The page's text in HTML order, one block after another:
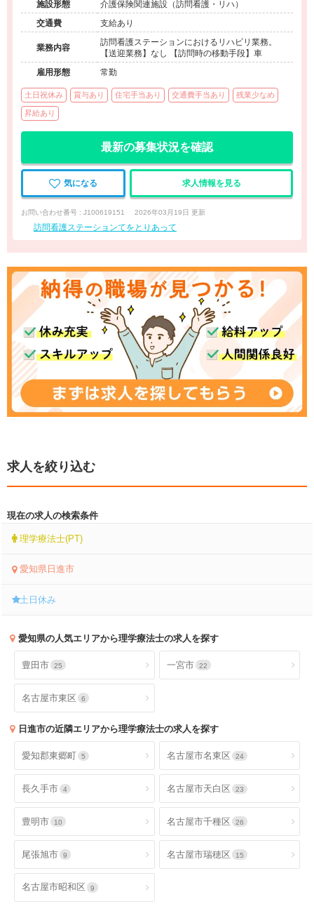
施設形態
介護保険関連施設（訪問看護・リハ）
交通費
支給あり
業務内容
訪問看護ステーションにおけるリハビリ業務。
【送迎業務】なし 【訪問時の移動手段】車
雇用形態
常勤
土日祝休み 賞与あり 住宅手当あり 交通費手当あり 残業少なめ
昇給あり
最新の募集状況を確認
気になる 求人情報を見る
お問い合わせ番号 : J100619151 2026年03月19日 更新
訪問看護ステーションてをとりあって
求人を絞り込む
現在の求人の検索条件
理学療法士(PT)
愛知県日進市
土日休み
愛知県の人気エリアから理学療法士の求人を探す
豊田市 25 一宮市 22
名古屋市東区 6
日進市の近隣エリアから理学療法士の求人を探す
愛知郡東郷町 5 名古屋市名東区 24
長久手市 4 名古屋市天白区 23
豊明市 10 名古屋市千種区 26
尾張旭市 9 名古屋市瑞穂区 15
名古屋市昭和区 9